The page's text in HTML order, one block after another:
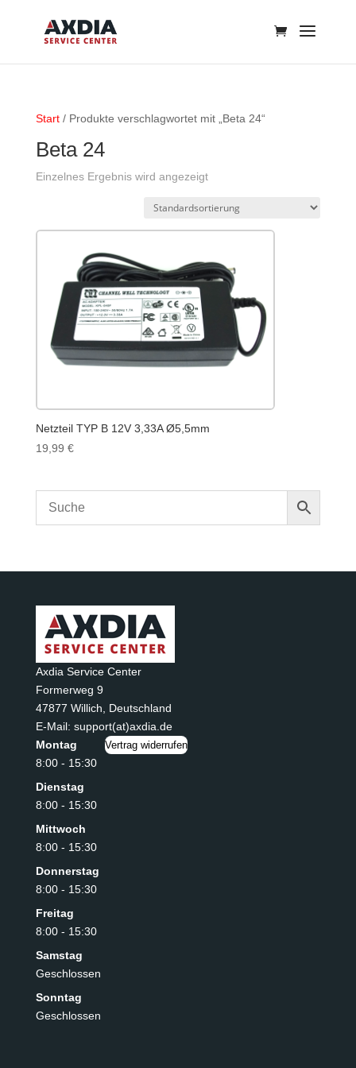
Start/ Produkte verschlagwortet mit „Beta 24“
Beta 24
Einzelnes Ergebnis wird angezeigt
Netzteil TYP B 12V 3,33A Ø5,5mm
19,99 €
Axdia Service Center
Formerweg 9
47877 Willich
Deutschland
E-Mail: support(at)axdia.de
Montag
8:00 - 15:30
Dienstag
8:00 - 15:30
Mittwoch
8:00 - 15:30
Donnerstag
8:00 - 15:30
Freitag
8:00 - 15:30
Samstag
Geschlossen
Sonntag
Geschlossen
Vertrag widerrufen